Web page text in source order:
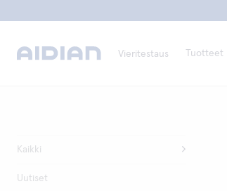
Vieritestaus Tuotteet
Kaikki
Uutiset